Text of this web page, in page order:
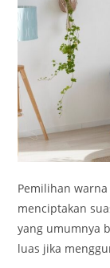
Pemilihan
menciptakan
yang umumnya
luas jika